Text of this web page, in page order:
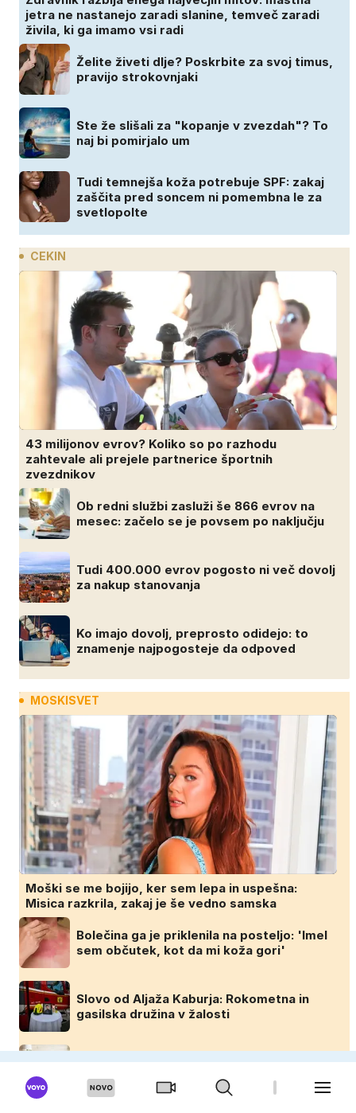
jetra ne nastanejo zaradi slanine, temveč zaradi
živila, ki ga imamo vsi radi
Želite živeti dlje? Poskrbite za svoj timus,
pravijo strokovnjaki
Ste že slišali za "kopanje v zvezdah"? To
naj bi pomirjalo um
Tudi temnejša koža potrebuje SPF: zakaj
zaščita pred soncem ni pomembna le za
svetlopolte
CEKIN
43 milijonov evrov? Koliko so po razhodu
zahtevale ali prejele partnerice športnih
zvezdnikov
Ob redni službi zasluži še 866 evrov na
mesec: začelo se je povsem po naključju
Tudi 400.000 evrov pogosto ni več dovolj
za nakup stanovanja
Ko imajo dovolj, preprosto odidejo: to
znamenje najpogosteje da odpoved
MOSKISVET
Moški se me bojijo, ker sem lepa in uspešna:
Misica razkrila, zakaj je še vedno samska
Bolečina ga je priklenila na posteljo: 'Imel
sem občutek, kot da mi koža gori'
Slovo od Aljaža Kaburja: Rokometna in
gasilska družina v žalosti
So spalne navade ključni dejavnik za
razhod in nezadovoljstvo?